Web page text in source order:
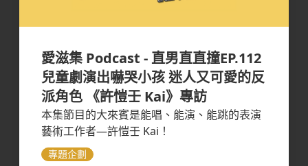
愛滋集 Podcast - 直男直直撞EP.112
兒童劇演出嚇哭小孩 迷人又可愛的反
派角色 《許愷壬 Kai》專訪
本集節目的大來賓是能唱、能演、能跳的表演
藝術工作者—許愷壬 Kai！
專題企劃